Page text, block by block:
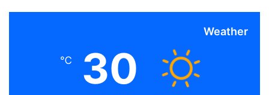
Weather
30
℃